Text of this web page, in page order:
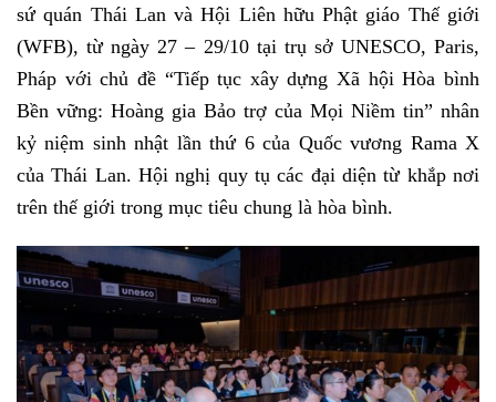
sứ quán Thái Lan và Hội Liên hữu Phật giáo Thế giới
(WFB), từ ngày 27 – 29/10 tại trụ sở UNESCO, Paris,
Pháp với chủ đề “Tiếp tục xây dựng Xã hội Hòa bình
Bền vững: Hoàng gia Bảo trợ của Mọi Niềm tin” nhân
kỷ niệm sinh nhật lần thứ 6 của Quốc vương Rama X
của Thái Lan. Hội nghị quy tụ các đại diện từ khắp nơi
trên thế giới trong mục tiêu chung là hòa bình.